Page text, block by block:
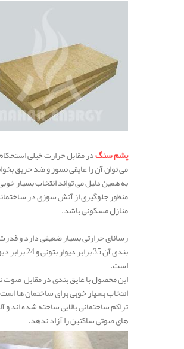
پشم سنگدر مقابل حرارت خیلی
می توان آن را عایقی نسوز و ضد حریق
به همین دلیل می تواند انتخاب بسیار
منظور جلوگیری از آتش سوزی در
منازل مسکونی باشد.
رسانای حرارتی بسیار ضعیفی دارد و
بندی آن 35 برابر
است.
این محصول با عایق بندی در مقابل صوت
انتخاب بسیار خوبی برای ساختمان ها
تراکم ساختمانی بالایی ساخته شده اند و
های صوتی ساکنین را آزاد ندهد.